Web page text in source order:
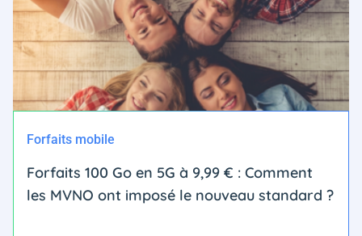
Forfaits mobile
Forfaits 100 Go en 5G à 9,99 € : Comment
les MVNO ont imposé le nouveau standard ?